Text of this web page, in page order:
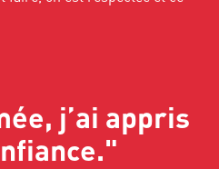
j’ai appris